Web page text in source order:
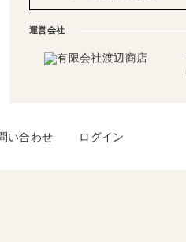
運営会社
い合わせ ログイン